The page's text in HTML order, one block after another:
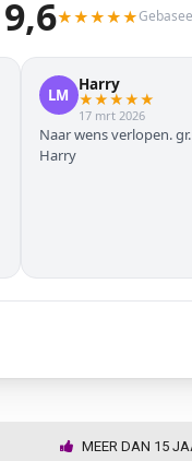
9,6★★★★★
LM
Harry
★★★★★
17 mrt 2026
Naar wens verlopen. gr.
Harry
MEER DAN 15